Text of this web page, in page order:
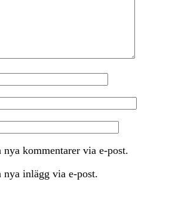
kommentarer via e-post.
inlägg via e-post.